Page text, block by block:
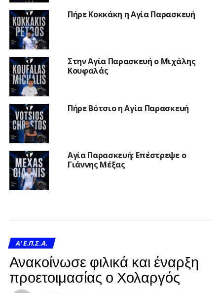
Πήρε Κοκκάκη η Αγία Παρασκευή
Στην Αγία Παρασκευή ο Μιχάλης
Κουφαλάς
Πήρε Βότσιο η Αγία Παρασκευή
Αγία Παρασκευή: Επέστρεψε ο
Γιάννης Μέξας
A' Ε.Π.Σ.Α.
Ανακοίνωσε φιλικά και έναρξη
προετοιμασίας ο Χολαργός